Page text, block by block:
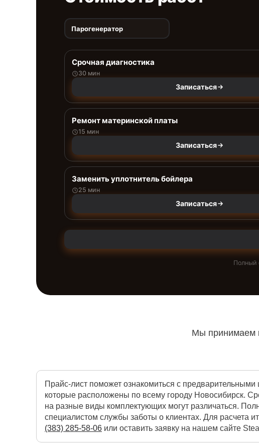
Парогенератор
Срочная диагностика
30 мин
Записаться
Ремонт материнской платы
15 мин
Записаться
Заменить уплотнитель бойлера
25 мин
Записаться
Полный
Мы принимаем
Прайс-лист поможет ознакомиться с
которые расположены по всему городу Новосибирск.
на разные виды комплектующих могут различаться.
специалистом службы заботы о клиентах. Для расчета
(383) 285-58-06 или оставить заявку на нашем сайте